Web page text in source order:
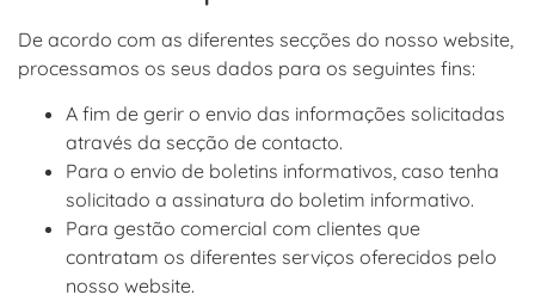
De acordo com as diferentes secções do nosso website,
processamos os seus dados para os seguintes fins:
A fim de gerir o envio das informações solicitadas
através da secção de contacto.
Para o envio de boletins informativos, caso tenha
solicitado a assinatura do boletim informativo.
Para gestão comercial com clientes que
contratam os diferentes serviços oferecidos pelo
nosso website.